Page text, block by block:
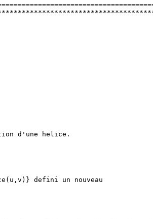
:
helice.
defini un nouveau